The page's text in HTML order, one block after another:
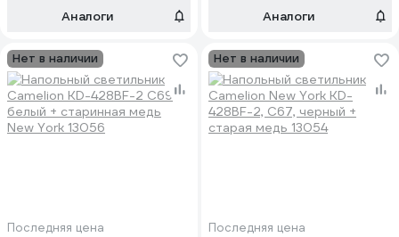
Аналоги
40Вт металл 13055
Аналоги
Нет в наличии
Последняя цена
Нет в наличии
Последняя цена